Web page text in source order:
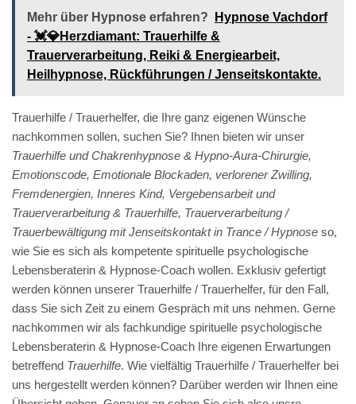
Mehr über Hypnose erfahren?
Hypnose Vachdorf
- 💓️💎Herzdiamant: Trauerhilfe &
Trauerverarbeitung, Reiki & Energiearbeit,
Heilhypnose, Rückführungen / Jenseitskontakte.
Trauerhilfe / Trauerhelfer, die Ihre ganz eigenen Wünsche
nachkommen sollen, suchen Sie? Ihnen bieten wir unser
Trauerhilfe und Chakrenhypnose & Hypno-Aura-Chirurgie,
Emotionscode, Emotionale Blockaden, verlorener Zwilling,
Fremdenergien, Inneres Kind, Vergebensarbeit und
Trauerverarbeitung & Trauerhilfe, Trauerverarbeitung /
Trauerbewältigung mit Jenseitskontakt in Trance / Hypnose so,
wie Sie es sich als kompetente spirituelle psychologische
Lebensberaterin & Hypnose-Coach wollen. Exklusiv gefertigt
werden können unserer Trauerhilfe / Trauerhelfer, für den Fall,
dass Sie sich Zeit zu einem Gespräch mit uns nehmen. Gerne
nachkommen wir als fachkundige spirituelle psychologische
Lebensberaterin & Hypnose-Coach Ihre eigenen Erwartungen
betreffend Trauerhilfe. Wie vielfältig Trauerhilfe / Trauerhelfer bei
uns hergestellt werden können? Darüber werden wir Ihnen eine